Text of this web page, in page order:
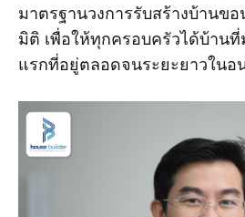
มาตรฐานวงการรับสร้างบ้านข
มิติ เพื่อให้ทุกครอบครัวได้บ้าน
แรกที่อยู่ตลอดจนระยะยาวในอ